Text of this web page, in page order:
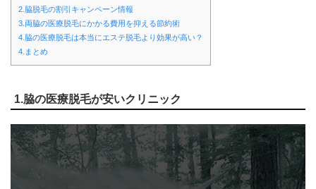
2.脇脱毛の割引キャンペーン情報
3.両脇の医療脱毛にかかる費用を抑える節約術
4.脇の医療脱毛は本当にエステ脱毛より効果が高い？
4.まとめ
1.脇の医療脱毛が安いクリニック